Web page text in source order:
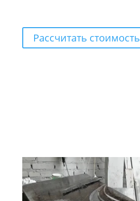
Рассчитать стоимость